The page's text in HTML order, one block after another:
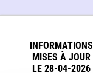
INFORMATIONS
MISES À JOUR
LE 28-04-2026